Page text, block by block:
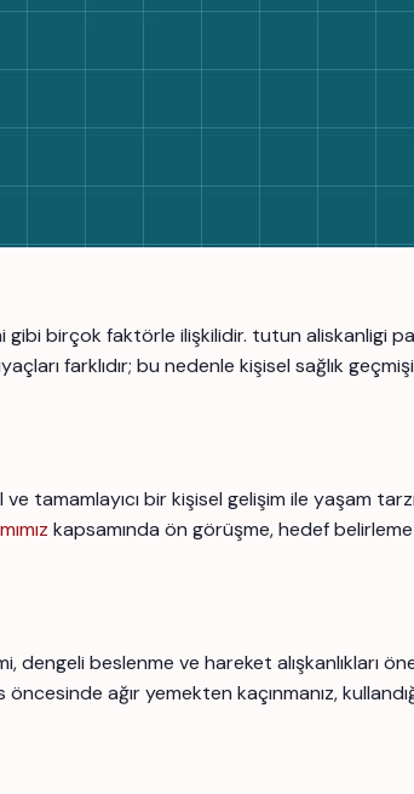
gibi birçok faktörle ilişkilidir. tutun aliskanligi
farklıdır; bu nedenle kişisel sağlık
bir kişisel gelişim ile yaşam tarzı
kapsamında ön görüşme, hedef
beslenme ve hareket alışkanlıkları
ağır yemekten kaçınmanız,